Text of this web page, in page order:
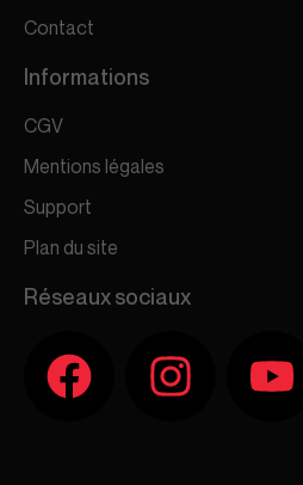
Contact
Informations
CGV
Mentions légales
Support
Plan du site
Réseaux sociaux